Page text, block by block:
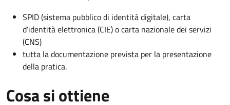
SPID (sistema pubblico di identità digitale), carta
d’identità elettronica (CIE) o carta nazionale dei servizi
(CNS)
tutta la documentazione prevista per la presentazione
della pratica.
Cosa si ottiene